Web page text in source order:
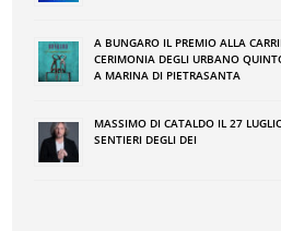
A BUNGARO IL PREMIO ALLA
CERIMONIA DEGLI URBANO
A MARINA DI PIETRASANTA
MASSIMO DI CATALDO IL 27
SENTIERI DEGLI DEI